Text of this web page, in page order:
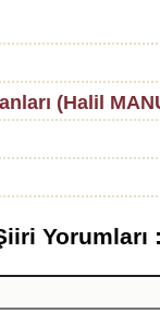
(Halil
Yorumları :